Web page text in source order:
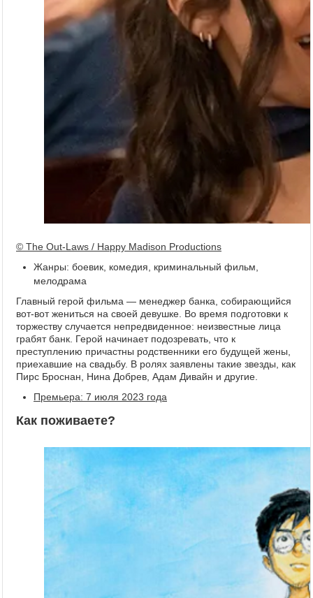
© The Out-Laws / Happy Madison Productions
Жанры: боевик, комедия, криминальный фильм,
мелодрама
Главный герой фильма — менеджер банка, собирающийся
вот-вот жениться на своей девушке. Во время подготовки к
торжеству случается непредвиденное: неизвестные лица
грабят банк. Герой начинает подозревать, что к
преступлению причастны родственники его будущей жены,
приехавшие на свадьбу. В ролях заявлены такие звезды, как
Пирс Броснан, Нина Добрев, Адам Дивайн и другие.
Премьера: 7 июля 2023 года
Как поживаете?